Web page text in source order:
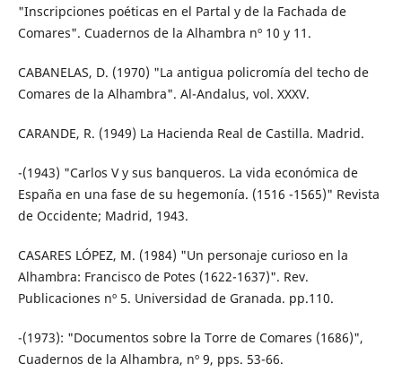
"Inscripciones poéticas en el Partal y de la Fachada de
Comares". Cuadernos de la Alhambra nº 10 y 11.
CABANELAS, D. (1970) "La antigua policromía del techo de
Comares de la Alhambra". Al-Andalus, vol. XXXV.
CARANDE, R. (1949) La Hacienda Real de Castilla. Madrid.
-(1943) "Carlos V y sus banqueros. La vida económica de
España en una fase de su hegemonía. (1516 -1565)" Revista
de Occidente; Madrid, 1943.
CASARES LÓPEZ, M. (1984) "Un personaje curioso en la
Alhambra: Francisco de Potes (1622-1637)". Rev.
Publicaciones nº 5. Universidad de Granada. pp.110.
-(1973): "Documentos sobre la Torre de Comares (1686)",
Cuadernos de la Alhambra, nº 9, pps. 53-66.